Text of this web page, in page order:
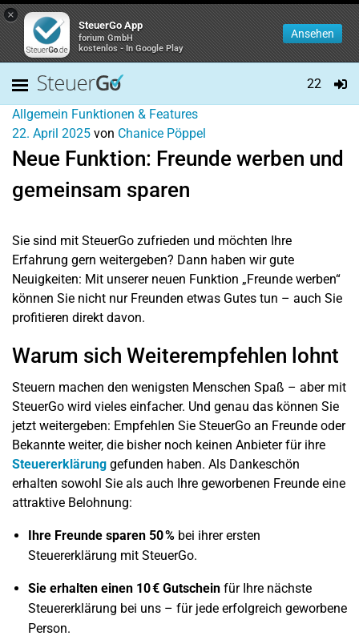
×
SteuerGo App
forium GmbH
kostenlos - In Google Play
Ansehen
22
Allgemein Funktionen & Features
22. April 2025 von Chanice Pöppel
Neue Funktion: Freunde werben und
gemeinsam sparen
Sie sind mit SteuerGo zufrieden und möchten Ihre
Erfahrung gern weitergeben? Dann haben wir gute
Neuigkeiten: Mit unserer neuen Funktion „Freunde werben“
können Sie nicht nur Freunden etwas Gutes tun – auch Sie
profitieren direkt davon.
Warum sich Weiterempfehlen lohnt
Steuern machen den wenigsten Menschen Spaß – aber mit
SteuerGo wird vieles einfacher. Und genau das können Sie
jetzt weitergeben: Empfehlen Sie SteuerGo an Freunde oder
Bekannte weiter, die bisher noch keinen Anbieter für ihre
Steuererklärung gefunden haben. Als Dankeschön
erhalten sowohl Sie als auch Ihre geworbenen Freunde eine
attraktive Belohnung:
Ihre Freunde sparen 50 % bei ihrer ersten
Steuererklärung mit SteuerGo.
Sie erhalten einen 10 € Gutschein für Ihre nächste
Steuererklärung bei uns – für jede erfolgreich geworbene
Person.